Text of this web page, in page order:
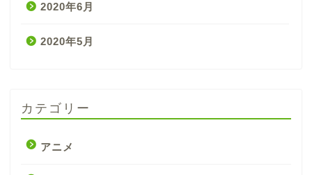
2020年6月
2020年5月
カテゴリー
アニメ